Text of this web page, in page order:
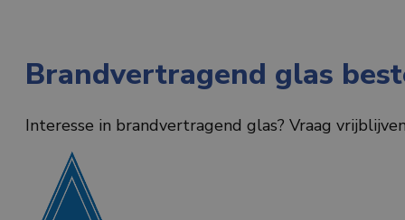
Brandvertragend glas
Interesse in brandvertragend glas? Vraag